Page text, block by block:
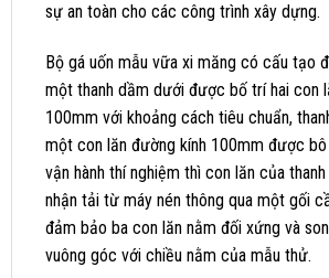
sự an toàn cho các công trình xây dựng.
Bộ gá uốn mẫu vữa xi măng có cấu tạo
một thanh dầm dưới được bố trí hai con
100mm với khoảng cách tiêu chuẩn,
một con lăn đường kính 100mm được
vận hành thí nghiệm thì con lăn của
nhận tải từ máy nén thông qua một gối
đảm bảo ba con lăn nằm đối xứng và
vuông góc với chiều nằm của mẫu thử.